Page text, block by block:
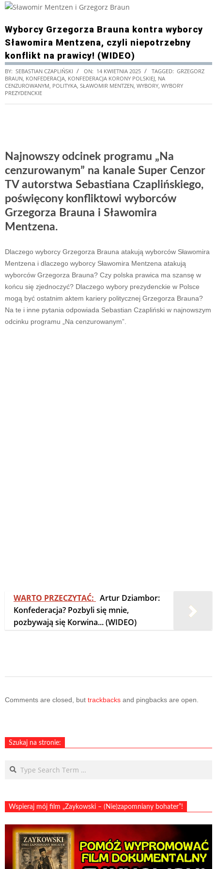
Wyborcy Grzegorza Brauna kontra wyborcy
Sławomira Mentzena, czyli niepotrzebny
konflikt na prawicy! (WIDEO)
BY: SEBASTIAN CZAPLIŃSKI ON: 14 KWIETNIA 2025 TAGGED: GRZEGORZ
BRAUN KONFEDERACJA KONFEDERACJA KORONY POLSKIEJ NA
CENZUROWANYM POLITYKA SŁAWOMIR MENTZEN WYBORY WYBORY
PREZYDENCKIE
Najnowszy odcinek programu „Na
cenzurowanym” na kanale Super Cenzor
TV autorstwa Sebastiana Czaplińskiego,
poświęcony konfliktowi wyborców
Grzegorza Brauna i Sławomira
Mentzena.
Dlaczego wyborcy Grzegorza Brauna atakują wyborców Sławomira
Mentzena i dlaczego wyborcy Sławomira Mentzena atakują
wyborców Grzegorza Brauna? Czy polska prawica ma szansę w
końcu się zjednoczyć? Dlaczego wybory prezydenckie w Polsce
mogą być ostatnim aktem kariery politycznej Grzegorza Brauna?
Na te i inne pytania odpowiada Sebastian Czapliński w najnowszym
odcinku programu „Na cenzurowanym”.
WARTO PRZECZYTAĆ: Artur Dziambor:
Konfederacja? Pozbyli się mnie,
pozbywają się Korwina... (WIDEO)
14
Comments are closed, but trackbacks and pingbacks are open.
Szukaj na stronie:
Search
Wspieraj mój film „Zaykowski – (Nie)zapomniany bohater”!